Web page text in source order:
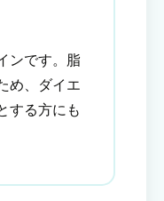
ンです。脂
め、ダイエ
する方にも